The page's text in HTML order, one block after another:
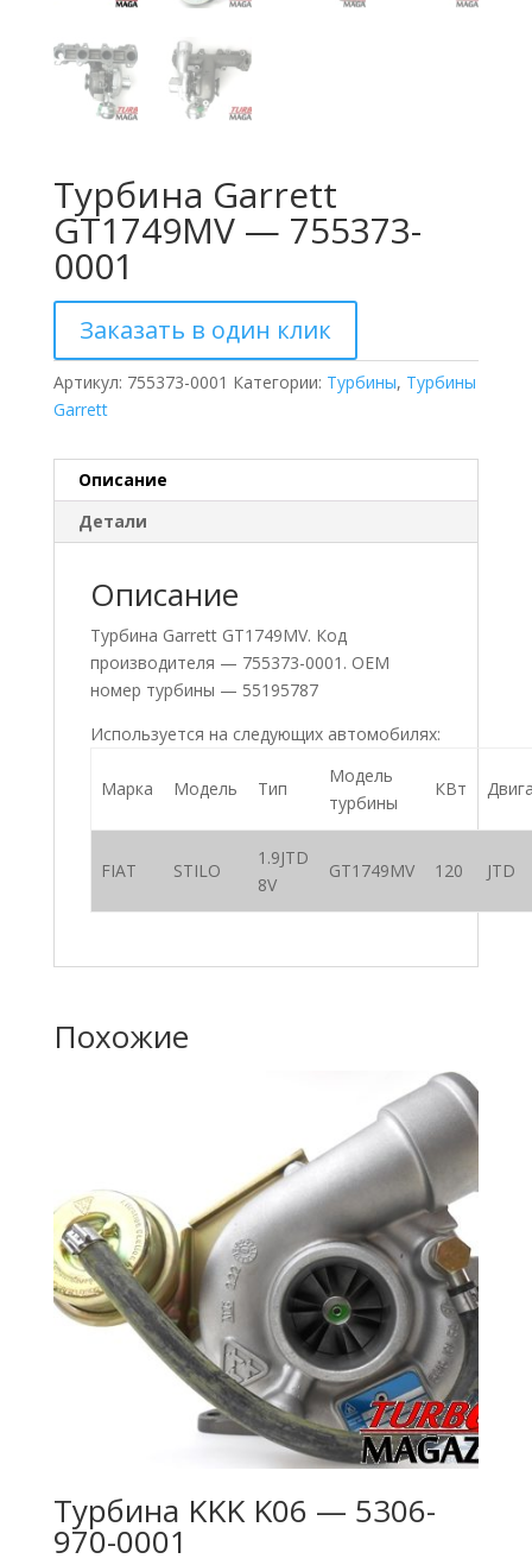
Турбина Garrett
GT1749MV — 755373-
0001
Заказать в один клик
Артикул: 755373-0001 Категории: Турбины, Турбины
Garrett
Описание
Детали
Описание
Турбина Garrett GT1749MV. Код
производителя — 755373-0001. ОЕМ
номер турбины — 55195787
Используется на следующих автомобилях:
Марка Модель Тип
Модель
турбины
КВт
FIAT STILO
1.9JTD
8V
GT1749MV 120 JTD
Похожие
Турбина KKK K06 — 5306-
970-0001